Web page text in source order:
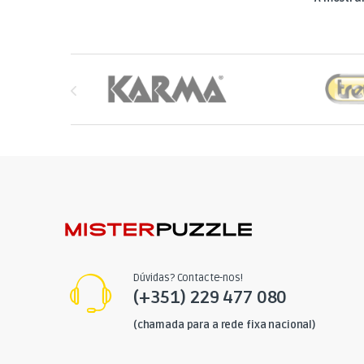
Brands Carousel
Dúvidas? Contacte-nos!
(+351) 229 477 080
(chamada para a rede fixa nacional)